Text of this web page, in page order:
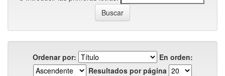
Ordenar por:
En orden:
Resultados por página